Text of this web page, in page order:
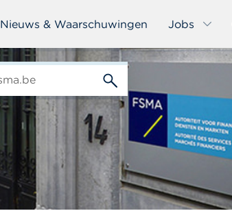
Nieuws & Waarschuwingen Jobs